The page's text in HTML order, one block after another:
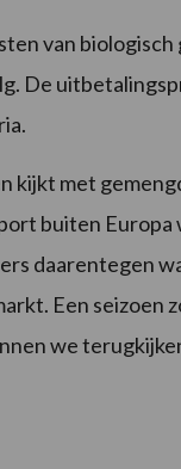
van
De
kijkt met
buiten
daarentegen
Een
we